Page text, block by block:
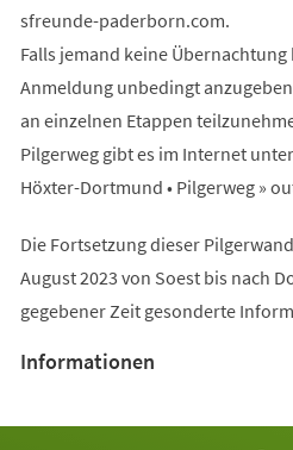
sfreunde-paderborn com.
Falls jemand keine
Anmeldung unbedingt
an einzelnen Etappen
Pilgerweg gibt es im Internet
Höxter-Dortmund • Pilgerweg »
Die Fortsetzung dieser
August 2023 von Soest bis nach
gegebener Zeit gesonderte
Informationen